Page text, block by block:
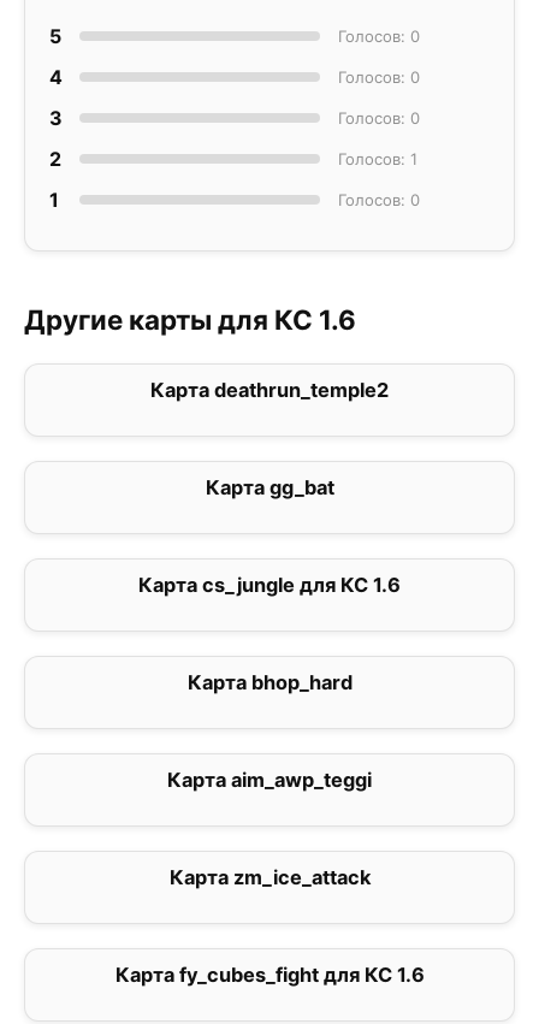
5 Голосов: 0
4 Голосов: 0
3 Голосов: 0
2 Голосов: 1
1 Голосов: 0
Другие карты для КС 1.6
Карта deathrun_temple2
Карта gg_bat
Карта cs_jungle для КС 1.6
Карта bhop_hard
Карта aim_awp_teggi
Карта zm_ice_attack
Карта fy_cubes_fight для КС 1.6